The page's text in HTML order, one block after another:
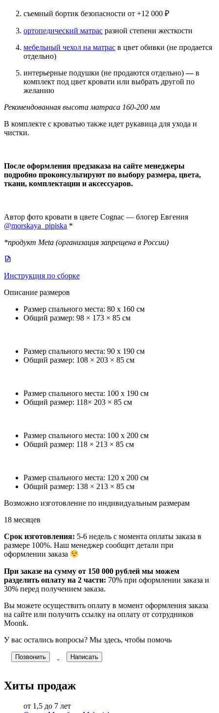
съемный бортик безопасности от +12 000 ₽
ортопедический матрас разной степени жесткости
мебельный чехол на матрас в цвет обивки (не продается
отдельно)
интерьерные подушки (не продаются отдельно)—в
комплект под цвет кровати или выбрать другой по
желанию
Рекомендованная высота матраса 160-200 мм
В комплекте с кроватью также идет рукавица для ухода и
чистки.
После оформления предзаказа на сайте менеджеры
подробно проконсультируют по выбору размера, цвета,
ткани, комплектации и аксессуаров.
Автор фото кровати в цвете Cognac — блогер Евгения
@morskaya_pipiska *
*продукт Meta (организация запрещена в России)
Инструкция по сборке
Описание размеров
Размер спального места: 80 x 160 см
Общий размер: 98 × 173 × 85 см
Размер спального места: 90 x 190 см
Общий размер: 108 × 203 × 85 см
Размер спального места: 100 x 190 см
Общий размер: 118× 203 × 85 см
Размер спального места: 100 x 200 см
Общий размер: 118 × 213 × 85 см
Размер спального места: 120 x 200 см
Общий размер: 138 × 213 × 85 см
Возможно изготовление по индивидуальным размерам
18 месяцев
Срок изготовления: 5-6 недель с момента оплаты заказа в
размере 100%. Наш менеджер сообщит детали при
оформлении заказа
При заказе на сумму от 150 000 рублей мы можем
разделить оплату на 2 части: 70% при оформлении заказа и
30% перед получением заказа.
Вы можете осуществить оплату в момент оформления заказа
на сайте или получить ссылку на оплату от сотрудников
Moonk.
У вас остались вопросы? Мы здесь, чтобы помочь
Позвонить Написать
Хиты продаж
от 1,5 до 7 лет